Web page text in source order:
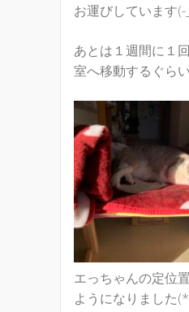
お運びしています(-
あとは１週間に１
室へ移動するぐらい
エっちゃんの定位
ようになりました